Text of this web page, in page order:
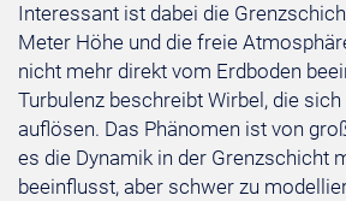
Interessant ist dabei die
Meter Höhe und die freie
nicht mehr direkt vom Erdboden
Turbulenz beschreibt Wirbel, die
auflösen. Das Phänomen ist von
es die Dynamik in der Grenzschicht
beeinflusst, aber schwer zu